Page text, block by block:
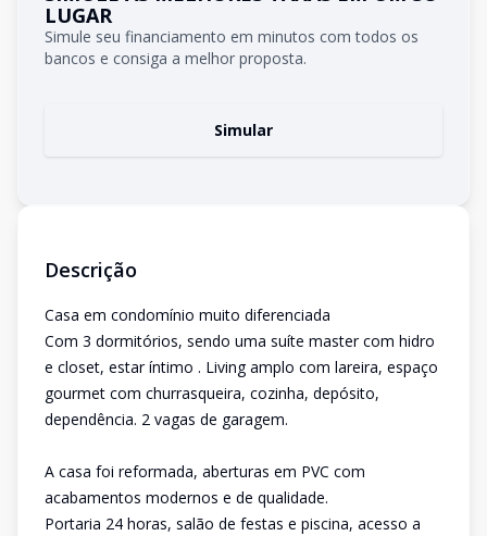
LUGAR
Simule seu financiamento em minutos com todos os
bancos e consiga a melhor proposta.
Simular
Descrição
Casa em condomínio muito diferenciada
Com 3 dormitórios, sendo uma suíte master com hidro
e closet, estar íntimo . Living amplo com lareira, espaço
gourmet com churrasqueira, cozinha, depósito,
dependência. 2 vagas de garagem.
A casa foi reformada, aberturas em PVC com
acabamentos modernos e de qualidade.
Portaria 24 horas, salão de festas e piscina, acesso a